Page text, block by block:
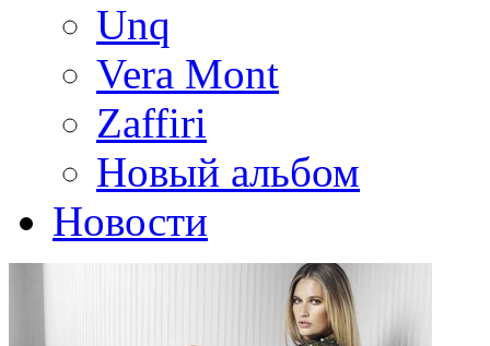
Unq
Vera Mont
Zaffiri
Новый альбом
Новости